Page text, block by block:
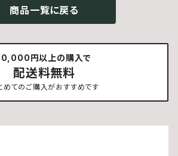
商品一覧に戻る
円以上の購入で
配送料無料
めてのご購入がおすすめです